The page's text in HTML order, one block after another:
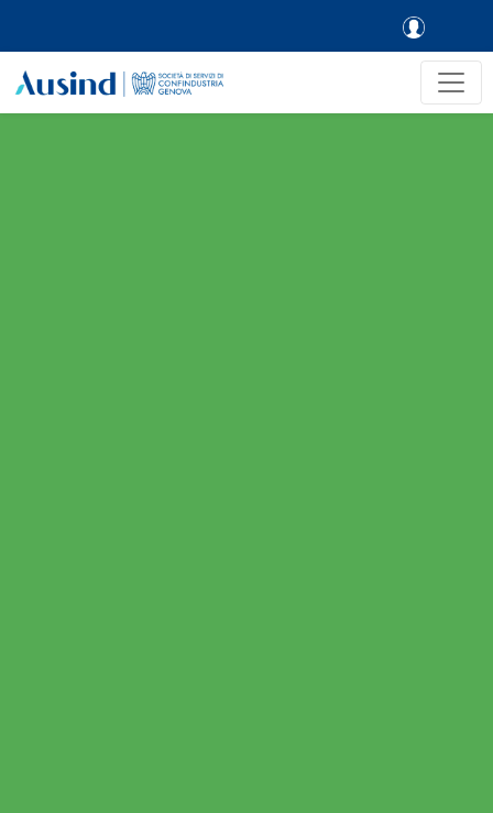
Skip to main navigation